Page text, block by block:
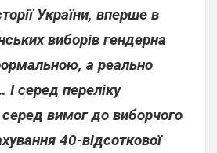
України, вперше в
виборів гендерна
а реально
серед переліку
вимог до виборчого
40-відсоткової